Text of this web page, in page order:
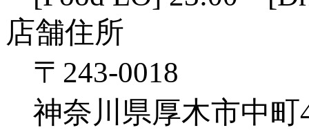
店舗住所
〒243-0018
神奈川県厚木市中町